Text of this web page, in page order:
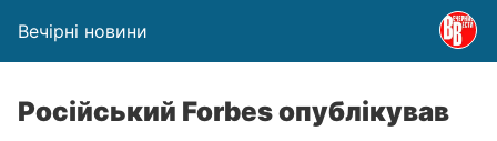
Вечірні новини
Російський Forbes опублікував